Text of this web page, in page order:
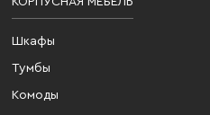
Шкафы
Тумбы
Комоды